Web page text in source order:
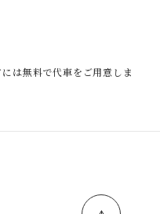
は無料で代車をご用意しま